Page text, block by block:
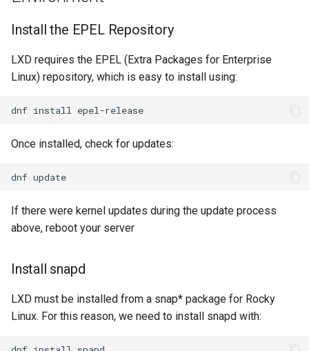
Install the EPEL Repository
LXD requires the EPEL (Extra Packages for Enterprise
Linux) repository, which is easy to install using:
dnf install
Once installed, check for updates:
dnf
If there were kernel updates during the update process
above, reboot your server
Install snapd
LXD must be installed from a snap* package for Rocky
Linux. For this reason, we need to install snapd with: